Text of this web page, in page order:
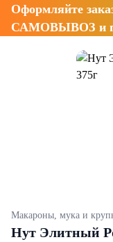
Оформляйте
САМОВЫВОЗ и
Макароны, мука и
Нут Элитный